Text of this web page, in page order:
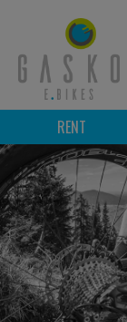
NOLEGGIO E-BIKE
TOUR IN E-BIKE
NEGOZIO E-BIKE
CORSI
OFFICINA E-BIKE
RENT